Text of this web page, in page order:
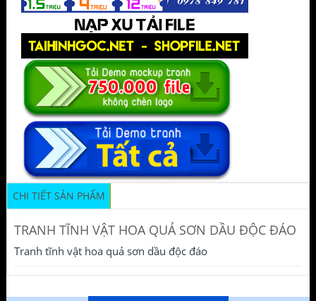
CHI TIẾT SẢN PHẨM
TRANH TĨNH VẬT HOA QUẢ SƠN DẦU ĐỘC ĐÁO
Tranh tĩnh vật hoa quả sơn dầu độc đáo